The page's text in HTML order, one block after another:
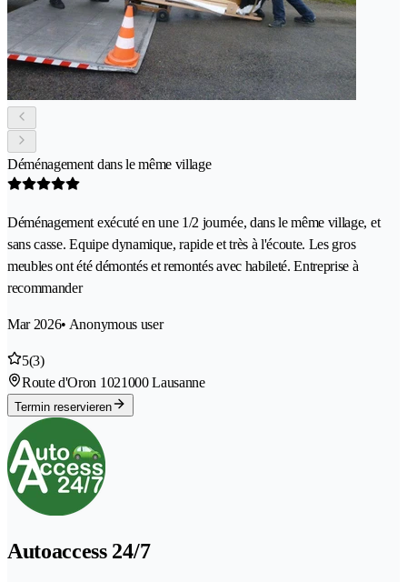
Déménagement dans le même village
Déménagement exécuté en une 1/2 journée, dans le même village, et
sans casse. Equipe dynamique, rapide et très à l'écoute. Les gros
meubles ont été démontés et remontés avec habileté. Entreprise à
recommander
Mar 2026• Anonymous user
5(3)
Route d'Oron 1021000 Lausanne
Termin reservieren
Autoaccess 24/7